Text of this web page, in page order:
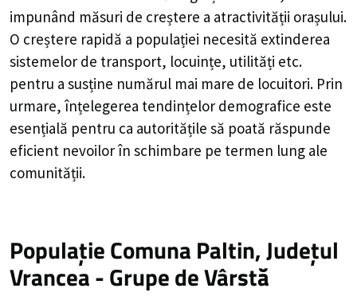
impunând măsuri de creștere a atractivității orașului.
O creștere rapidă a populației necesită extinderea
sistemelor de transport, locuințe, utilități etc.
pentru a susține numărul mai mare de locuitori. Prin
urmare, înțelegerea tendințelor demografice este
esențială pentru ca autoritățile să poată răspunde
eficient nevoilor în schimbare pe termen lung ale
comunității.
Populație Comuna Paltin, Județul
Vrancea - Grupe de Vârstă